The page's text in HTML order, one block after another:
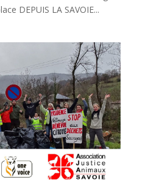
DEPUIS LA SAVOIE...